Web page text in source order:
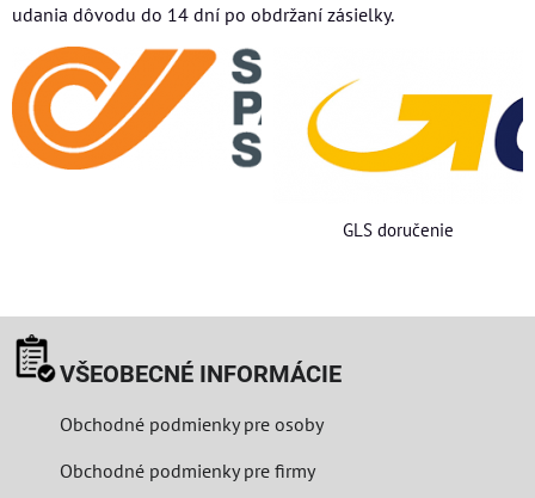
udania dôvodu do 14 dní po obdržaní zásielky.
GLS doručenie
VŠEOBECNÉ INFORMÁCIE
Obchodné podmienky pre osoby
Obchodné podmienky pre firmy